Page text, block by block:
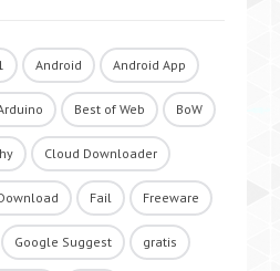
Android Android App
Best of Web BoW
Cloud Downloader
Fail Freeware
Google Suggest gratis